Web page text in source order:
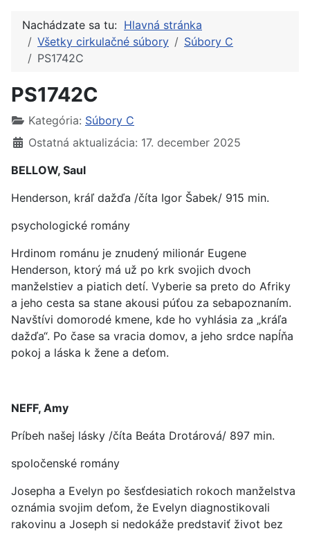
Nachádzate sa tu: Hlavná stránka
Všetky cirkulačné súbory
Súbory C
PS1742C
PS1742C
Kategória: Súbory C
Ostatná aktualizácia: 17. december 2025
BELLOW, Saul
Henderson, kráľ dažďa /číta Igor Šabek/ 915 min.
psychologické romány
Hrdinom románu je znudený milionár Eugene
Henderson, ktorý má už po krk svojich dvoch
manželstiev a piatich detí. Vyberie sa preto do Afriky
a jeho cesta sa stane akousi púťou za sebapoznaním.
Navštívi domorodé kmene, kde ho vyhlásia za „kráľa
dažďa“. Po čase sa vracia domov, a jeho srdce napĺňa
pokoj a láska k žene a deťom.
NEFF, Amy
Príbeh našej lásky /číta Beáta Drotárová/ 897 min.
spoločenské romány
Josepha a Evelyn po šesťdesiatich rokoch manželstva
oznámia svojim deťom, že Evelyn diagnostikovali
rakovinu a Joseph si nedokáže predstaviť život bez